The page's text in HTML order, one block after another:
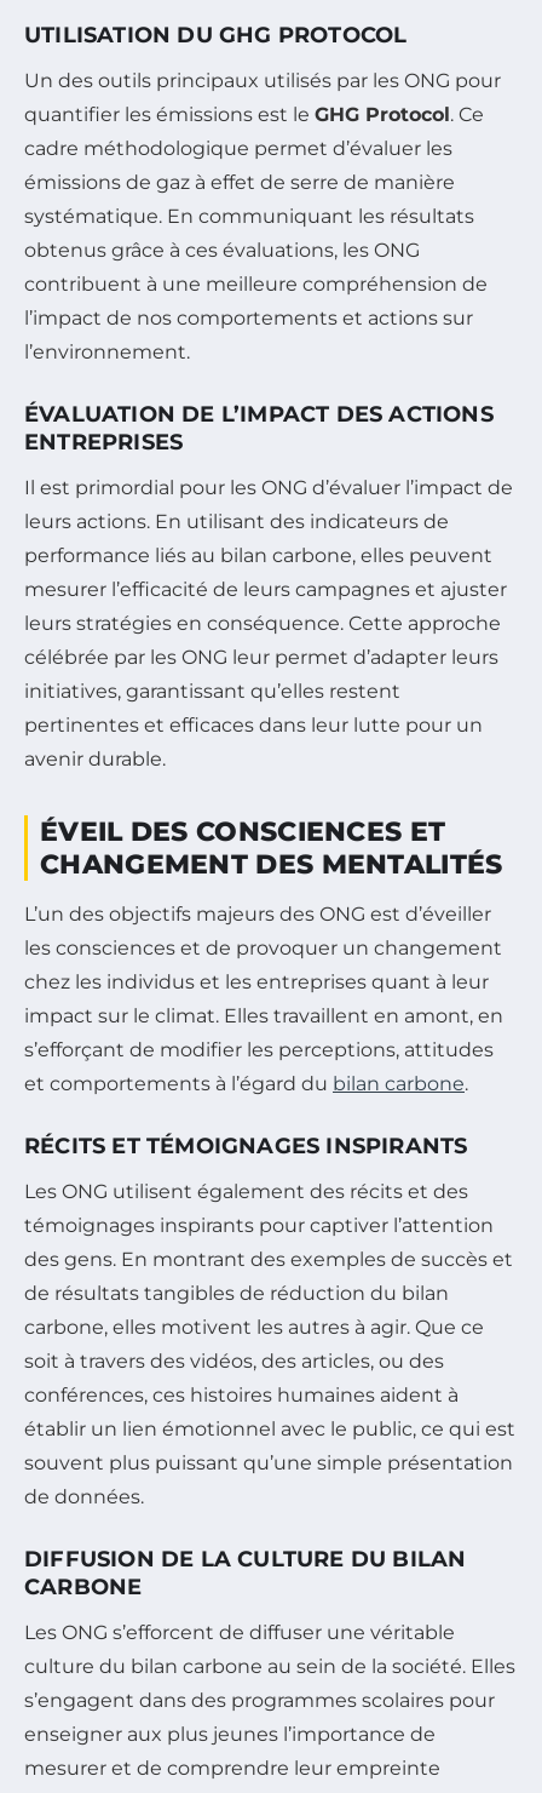
UTILISATION DU GHG PROTOCOL
Un des outils principaux utilisés par les ONG pour
quantifier les émissions est le GHG Protocol. Ce
cadre méthodologique permet d’évaluer les
émissions de gaz à effet de serre de manière
systématique. En communiquant les résultats
obtenus grâce à ces évaluations, les ONG
contribuent à une meilleure compréhension de
l’impact de nos comportements et actions sur
l’environnement.
ÉVALUATION DE L’IMPACT DES ACTIONS
ENTREPRISES
Il est primordial pour les ONG d’évaluer l’impact de
leurs actions. En utilisant des indicateurs de
performance liés au bilan carbone, elles peuvent
mesurer l’efficacité de leurs campagnes et ajuster
leurs stratégies en conséquence. Cette approche
célébrée par les ONG leur permet d’adapter leurs
initiatives, garantissant qu’elles restent
pertinentes et efficaces dans leur lutte pour un
avenir durable.
ÉVEIL DES CONSCIENCES ET
CHANGEMENT DES MENTALITÉS
L’un des objectifs majeurs des ONG est d’éveiller
les consciences et de provoquer un changement
chez les individus et les entreprises quant à leur
impact sur le climat. Elles travaillent en amont, en
s’efforçant de modifier les perceptions, attitudes
et comportements à l’égard du bilan carbone.
RÉCITS ET TÉMOIGNAGES INSPIRANTS
Les ONG utilisent également des récits et des
témoignages inspirants pour captiver l’attention
des gens. En montrant des exemples de succès et
de résultats tangibles de réduction du bilan
carbone, elles motivent les autres à agir. Que ce
soit à travers des vidéos, des articles, ou des
conférences, ces histoires humaines aident à
établir un lien émotionnel avec le public, ce qui est
souvent plus puissant qu’une simple présentation
de données.
DIFFUSION DE LA CULTURE DU BILAN
CARBONE
Les ONG s’efforcent de diffuser une véritable
culture du bilan carbone au sein de la société. Elles
s’engagent dans des programmes scolaires pour
enseigner aux plus jeunes l’importance de
mesurer et de comprendre leur empreinte